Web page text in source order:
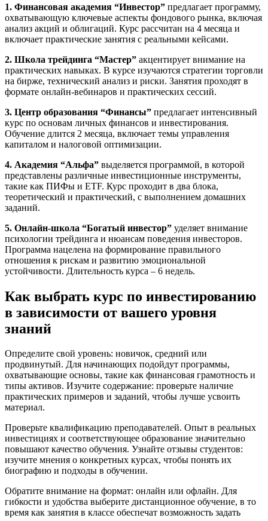
1. Финансовая академия “Инвестор” предлагает программу,
охватывающую ключевые аспекты фондового рынка, включая
анализ акций и облигаций. Курс рассчитан на 4 месяца и
включает практические занятия с реальными кейсами.
2. Школа трейдинга “Мастер” акцентирует внимание на
практических навыках. В курсе изучаются стратегии торговли
на бирже, технический анализ и риски. Занятия проходят в
формате онлайн-вебинаров и практических сессий.
3. Центр образования “Финансы” предлагает интенсивный
курс по основам личных финансов и инвестирования.
Обучение длится 2 месяца, включает темы управления
капиталом и налоговой оптимизации.
4. Академия “Альфа” выделяется программой, в которой
представлены различные инвестиционные инструменты,
такие как ПИФы и ETF. Курс проходит в два блока,
теоретический и практический, с выполнением домашних
заданий.
5. Онлайн-школа “Богатый инвестор” уделяет внимание
психологии трейдинга и нюансам поведения инвесторов.
Программа нацелена на формирование правильного
отношения к рискам и развитию эмоциональной
устойчивости. Длительность курса – 6 недель.
Как выбрать курс по инвестированию
в зависимости от вашего уровня
знаний
Определите свой уровень: новичок, средний или
продвинутый. Для начинающих подойдут программы,
охватывающие основы, такие как финансовая грамотность и
типы активов. Изучите содержание: проверьте наличие
практических примеров и заданий, чтобы лучше усвоить
материал.
Проверьте квалификацию преподавателей. Опыт в реальных
инвестициях и соответствующее образование значительно
повышают качество обучения. Узнайте отзывы студентов:
изучите мнения о конкретных курсах, чтобы понять их
биографию и подходы в обучении.
Обратите внимание на формат: онлайн или офлайн. Для
гибкости и удобства выберите дистанционное обучение, в то
время как занятия в классе обеспечат возможность задать